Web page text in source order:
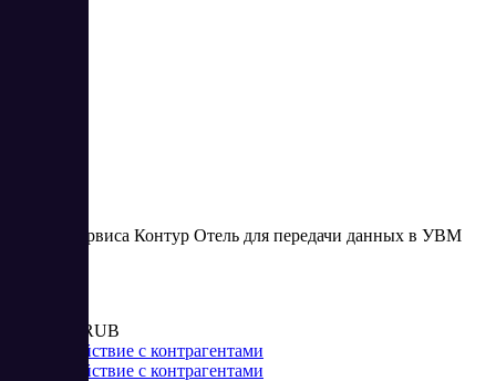
Модуль сервиса Контур Отель для передачи данных в УВМ
от 11 000 RUB
Взаимодействие с контрагентами
Взаимодействие с контрагентами